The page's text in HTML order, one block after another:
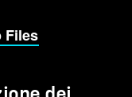
Files